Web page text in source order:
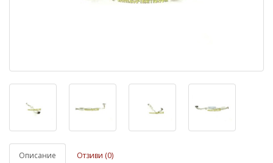
Описание Отзиви (0)